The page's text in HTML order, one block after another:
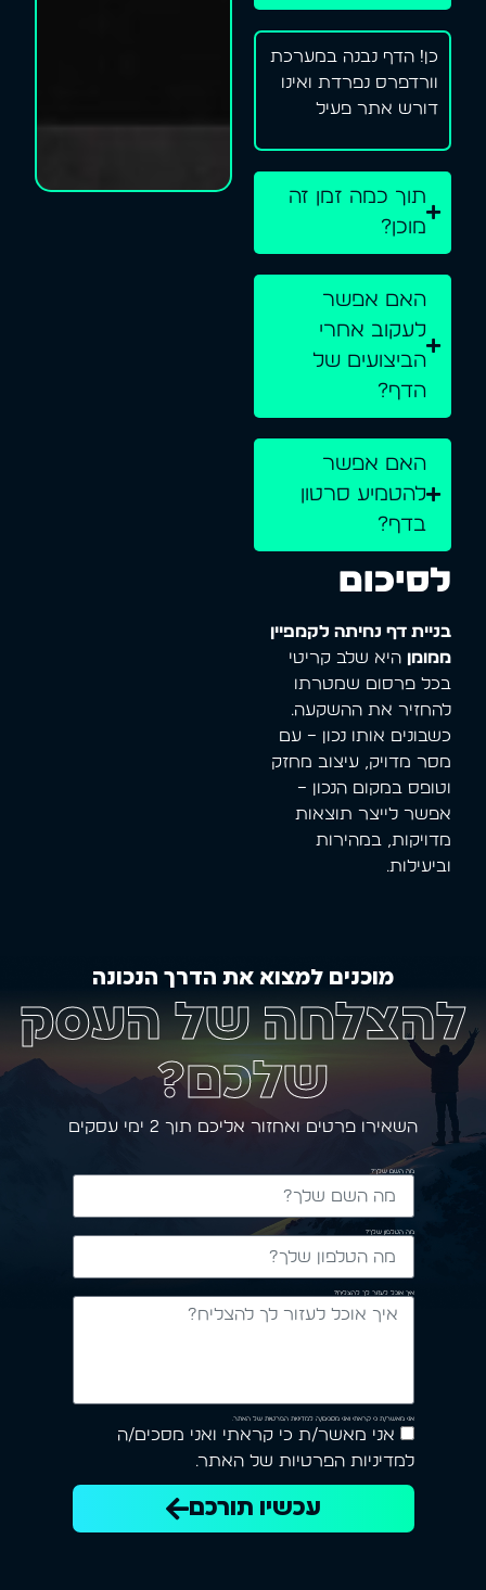
כן! הדף נבנה במערכת
וורדפרס נפרדת ואינו
דורש אתר פעיל
תוך כמה זמן זה
מוכן?
האם אפשר
לעקוב אחרי
הביצועים של
הדף?
האם אפשר
להטמיע סרטון
בדף?
לסיכום
בניית דף נחיתה לקמפיין
ממומן היא שלב קריטי
בכל פרסום שמטרתו
להחזיר את ההשקעה.
כשבונים אותו נכון – עם
מסר מדויק, עיצוב מחזק
וטופס במקום הנכון –
אפשר לייצר תוצאות
מדויקות, במהירות
וביעילות.
מוכנים למצוא את הדרך הנכונה
להצלחה של העסק
שלכם?
השאירו פרטים ואחזור אליכם תוך 2 ימי עסקים
מה השם שלך?
מה הטלפון שלך?
איך אוכל לעזור לך להצליח?
אני מאשר/ת כי קראתי ואני מסכים/ה למדיניות הפרטיות של האתר.
אני מאשר/ת כי קראתי ואני מסכים/ה
למדיניות הפרטיות של האתר.
עכשיו תורכם